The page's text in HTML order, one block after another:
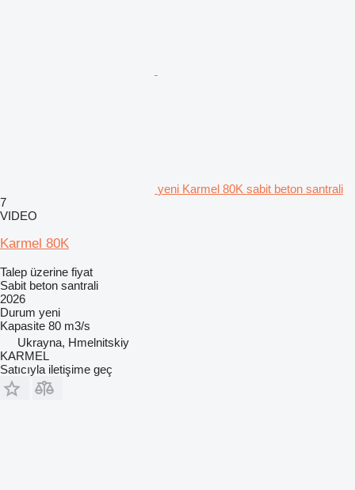
yeni Karmel 80K sabit beton santrali
7
VIDEO
Karmel 80K
Talep üzerine fiyat
Sabit beton santrali
2026
Durum yeni
Kapasite 80 m3/s
Ukrayna, Hmelnitskiy
KARMEL
Satıcıyla iletişime geç